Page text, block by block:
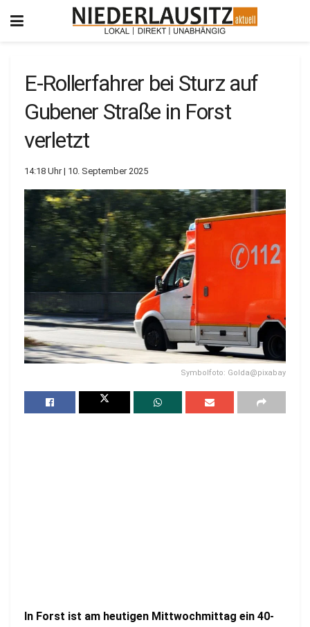
E-Rollerfahrer bei Sturz auf
Gubener Straße in Forst
verletzt
14:18 Uhr | 10. September 2025
Symbolfoto: Golda@pixabay
In Forst ist am heutigen Mittwochmittag ein 40-